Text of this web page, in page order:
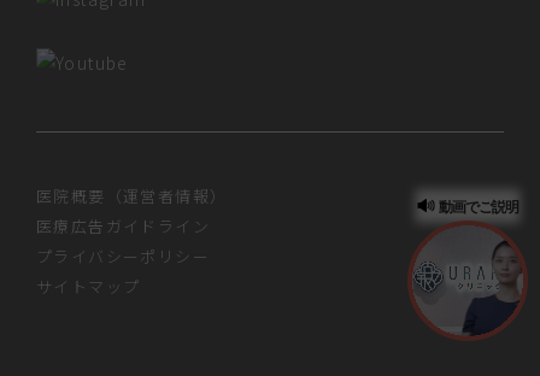
医院概要（運営者情報）
医療広告ガイドライン
プライバシーポリシー
サイトマップ
動画でご説明